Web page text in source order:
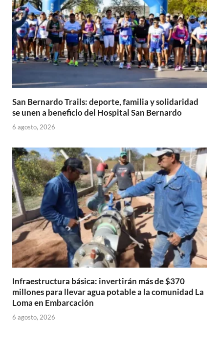
San Bernardo Trails: deporte, familia y solidaridad
se unen a beneficio del Hospital San Bernardo
6 agosto, 2026
Infraestructura básica: invertirán más de $370
millones para llevar agua potable a la comunidad La
Loma en Embarcación
6 agosto, 2026